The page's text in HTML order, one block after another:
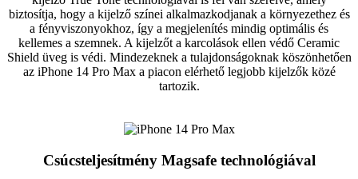
biztosítja, hogy a kijelző színei alkalmazkodjanak a környezethez és
a fényviszonyokhoz, így a megjelenítés mindig optimális és
kellemes a szemnek. A kijelzőt a karcolások ellen védő Ceramic
Shield üveg is védi. Mindezeknek a tulajdonságoknak köszönhetően
az iPhone 14 Pro Max a piacon elérhető legjobb kijelzők közé
tartozik.
Csúcsteljesítmény Magsafe technológiával